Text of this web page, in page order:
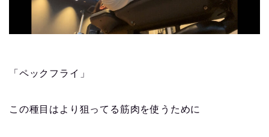
「ペックフライ」
この種目はより狙ってる筋肉を使うために